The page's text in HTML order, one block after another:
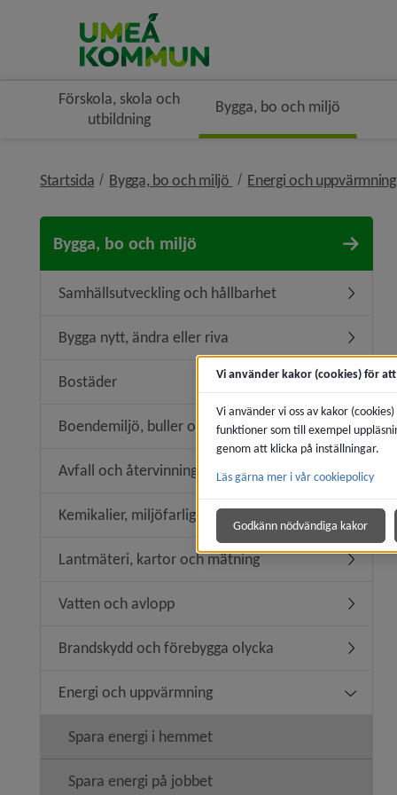
Förskola, skola och
utbildning
Bygga, bo och miljö
Startsida Bygga, bo och miljö nivå i
Energi och uppvärmning
Bygga, bo och miljö
Samhällsutveckling och hållbarhet
Bygga nytt, ändra eller riva
Bostäder
Boendemiljö, buller och luftkvalitet
Avfall och återvinning
Kemikalier, miljöfarlig verksamhet
Lantmäteri, kartor och mätning
Vatten och avlopp
Brandskydd och förebygga olycka
Energi och uppvärmning
Spara energi i hemmet
Spara energi på jobbet
Vi använder kakor (cookies) för
Vi använder vi oss av kakor
funktioner som till exempel
genom att klicka på inställningar.
Läs gärna mer i vår cookiepolicy
Godkänn nödvändiga kakor